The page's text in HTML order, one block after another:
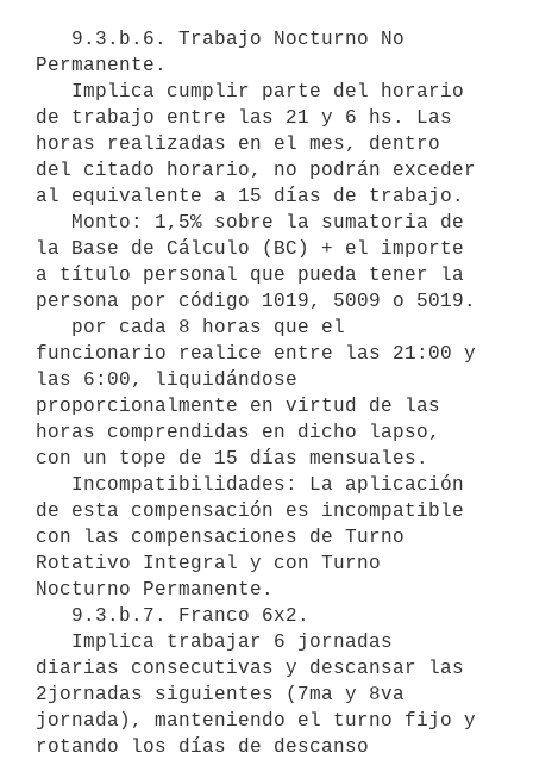
Permanente.
de trabajo entre las 21 y 6 hs. Las
horas realizadas en el mes, dentro
del citado horario, no podrán exceder
al equivalente a 15 días de trabajo.
la Base de Cálculo (BC) + el importe
a título personal que pueda tener la
persona por código 1019, 5009 o 5019.
funcionario realice entre las 21:00 y
las 6:00, liquidándose
proporcionalmente en virtud de las
horas comprendidas en dicho lapso,
con un tope de 15 días mensuales.
de esta compensación es incompatible
con las compensaciones de Turno
Rotativo Integral y con Turno
Nocturno Permanente.
diarias consecutivas y descansar las
2jornadas siguientes (7ma y 8va
jornada), manteniendo el turno fijo y
rotando los días de descanso